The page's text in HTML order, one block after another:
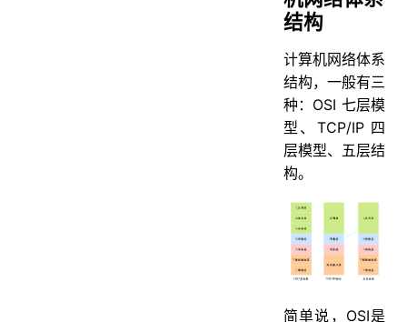
7.说一下你了解的端口及对应的服务？
9.HTTP 有哪些请求方式？
16.HTTP/3了解吗？
结构
计算机网络体系
结构，一般有三
种：OSI 七层模
型、TCP/IP 四
层模型、五层结
构。
简单说，OSI是